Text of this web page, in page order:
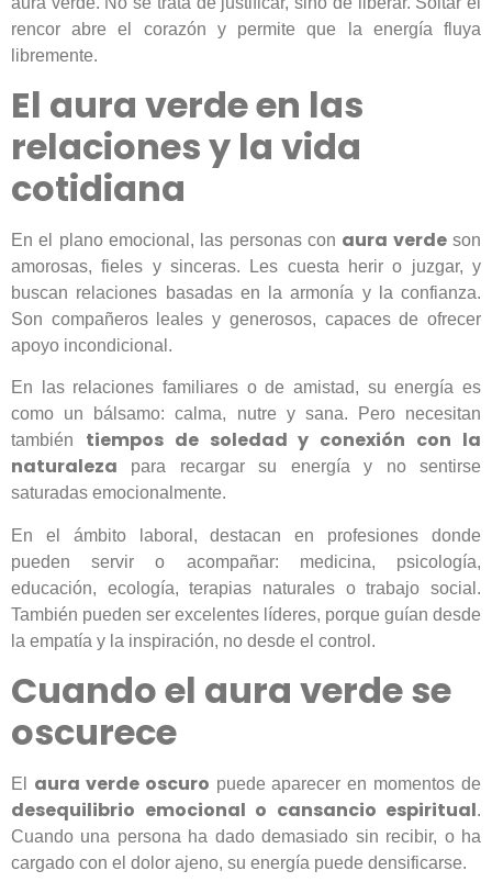
rencor abre el corazón y permite que la energía fluya
libremente.
El aura verde en las
relaciones y la vida
cotidiana
En el plano emocional, las personas con aura verdeson
amorosas, fieles y sinceras. Les cuesta herir o juzgar, y
buscan relaciones basadas en la armonía y la confianza.
Son compañeros leales y generosos, capaces de ofrecer
apoyo incondicional.
En las relaciones familiares o de amistad, su energía es
como un bálsamo: calma, nutre y sana. Pero necesitan
también tiempos de soledad y conexión con la
naturaleza para recargar su energía y no sentirse
saturadas emocionalmente.
En el ámbito laboral, destacan en profesiones donde
pueden servir o acompañar: medicina, psicología,
educación, ecología, terapias naturales o trabajo social.
También pueden ser excelentes líderes, porque guían desde
la empatía y la inspiración, no desde el control.
Cuando el aura verde se
oscurece
El aura verde oscuro puede aparecer en momentos de
desequilibrio emocional o cansancio espiritual.
Cuando una persona ha dado demasiado sin recibir, o ha
cargado con el dolor ajeno, su energía puede densificarse.